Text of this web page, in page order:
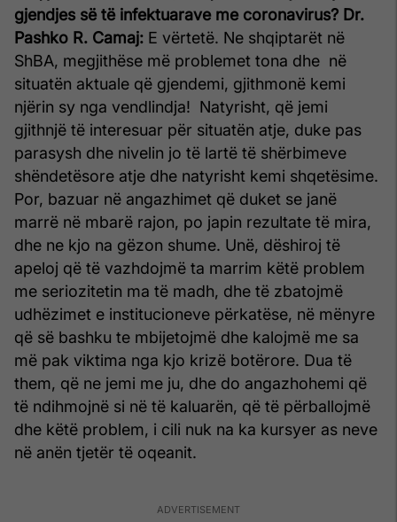
gjendjes së të infektuarave me coronavirus? Dr.
Pashko R. Camaj: E vërtetë. Ne shqiptarët në
ShBA, megjithëse më problemet tona dhe në
situatën aktuale që gjendemi, gjithmonë kemi
njërin sy nga vendlindja! Natyrisht, që jemi
gjithnjë të interesuar për situatën atje, duke pas
parasysh dhe nivelin jo të lartë të shërbimeve
shëndetësore atje dhe natyrisht kemi shqetësime.
Por, bazuar në angazhimet që duket se janë
marrë në mbarë rajon, po japin rezultate të mira,
dhe ne kjo na gëzon shume. Unë, dëshiroj të
apeloj që të vazhdojmë ta marrim këtë problem
me seriozitetin ma të madh, dhe të zbatojmë
udhëzimet e institucioneve përkatëse, në mënyre
që së bashku te mbijetojmë dhe kalojmë me sa
më pak viktima nga kjo krizë botërore. Dua të
them, që ne jemi me ju, dhe do angazhohemi që
të ndihmojnë si në të kaluarën, që të përballojmë
dhe këtë problem, i cili nuk na ka kursyer as neve
në anën tjetër të oqeanit.